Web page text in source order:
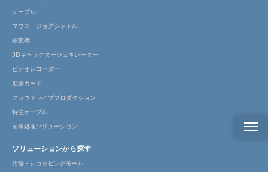
ケーブル
マウス・ジョグシャトル
検査機
3Dキャラクタージェネレーター
ビデオレコーダー
拡張カード
クラウドライブプロダクション
特注ケーブル
画像処理ソリューション
ソリューションから探す
店舗・ショッピングモール